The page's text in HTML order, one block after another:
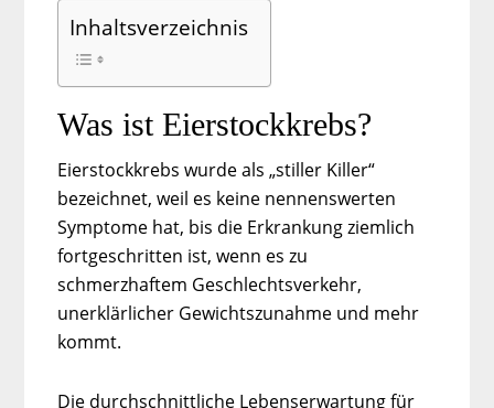
Inhaltsverzeichnis
Was ist Eierstockkrebs?
Eierstockkrebs wurde als „stiller Killer“
bezeichnet, weil es keine nennenswerten
Symptome hat, bis die Erkrankung ziemlich
fortgeschritten ist, wenn es zu
schmerzhaftem Geschlechtsverkehr,
unerklärlicher Gewichtszunahme und mehr
kommt.
Die durchschnittliche Lebenserwartung für